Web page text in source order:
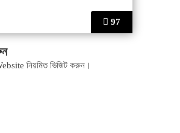
97
নিয়মিত ভিজিট করুন।